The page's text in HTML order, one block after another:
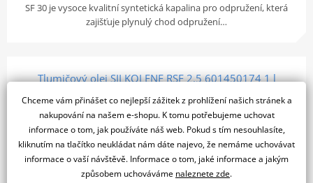
SF 30 je vysoce kvalitní syntetická kapalina pro odpružení, která
zajišťuje plynulý chod odpružení…
Tlumičový olej SILKOLENE RSF 2.5 601450174 1 l
SLEVA 8%
Chceme vám přinášet co nejlepší zážitek z prohlížení našich stránek a
nakupování na našem e-shopu. K tomu potřebujeme uchovat
informace o tom, jak používáte náš web. Pokud s tím nesouhlasíte,
kliknutím na tlačítko neukládat nám dáte najevo, že nemáme uchovávat
informace o vaší návštěvě. Informace o tom, jaké informace a jakým
způsobem uchováváme naleznete zde.